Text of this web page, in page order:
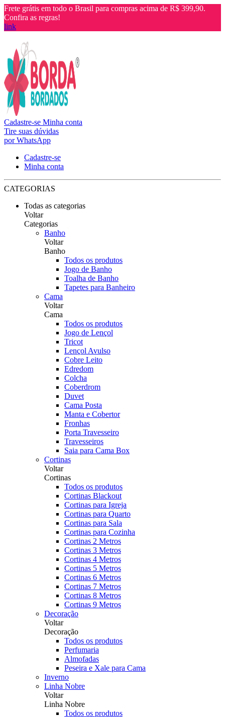
Frete grátis em todo o Brasil para compras acima de R$ 399,90.
Confira as regras!
link
Cadastre-se Minha conta
Tire suas dúvidas
por WhatsApp
Cadastre-se
Minha conta
CATEGORIAS
Todas as categorias
Voltar
Categorias
Banho
Voltar
Banho
Todos os produtos
Jogo de Banho
Toalha de Banho
Tapetes para Banheiro
Cama
Voltar
Cama
Todos os produtos
Jogo de Lençol
Tricot
Lençol Avulso
Cobre Leito
Edredom
Colcha
Coberdrom
Duvet
Cama Posta
Manta e Cobertor
Fronhas
Porta Travesseiro
Travesseiros
Saia para Cama Box
Cortinas
Voltar
Cortinas
Todos os produtos
Cortinas Blackout
Cortinas para Igreja
Cortinas para Quarto
Cortinas para Sala
Cortinas para Cozinha
Cortinas 2 Metros
Cortinas 3 Metros
Cortinas 4 Metros
Cortinas 5 Metros
Cortinas 6 Metros
Cortinas 7 Metros
Cortinas 8 Metros
Cortinas 9 Metros
Decoração
Voltar
Decoração
Todos os produtos
Perfumaria
Almofadas
Peseira e Xale para Cama
Inverno
Linha Nobre
Voltar
Linha Nobre
Todos os produtos